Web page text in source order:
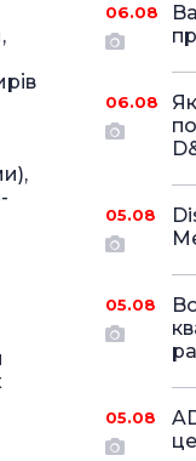
06.08
06.08
05.08
05.08
05.08